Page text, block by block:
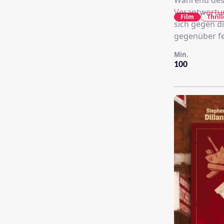
sich gegen
gegenüber
100
Min.
Film